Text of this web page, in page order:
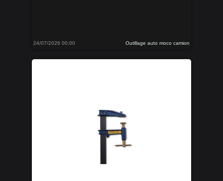
24/07/2026 00:00 Outillage auto moco camion